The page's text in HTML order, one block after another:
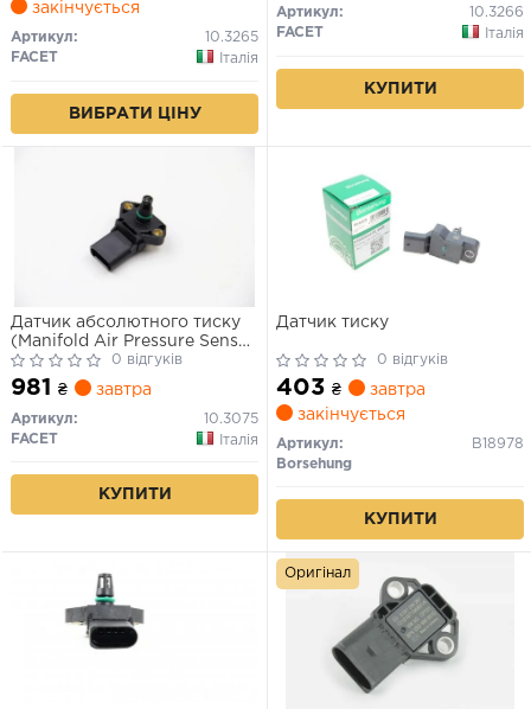
закінчується
Артикул:
10.3265
FACET
Італія
ВИБРАТИ ЦІНУ
Артикул:
10.3266
FACET
Італія
КУПИТИ
Датчик абсолютного тиску
(Manifold Air Pressure Sensor,
MAP sensor)0 відгуків
981 ₴ завтра
Артикул:
10.3075
FACET
Італія
КУПИТИ
Датчик тиску
0 відгуків
403 ₴
завтра
закінчується
Артикул:
B18978
Borsehung
КУПИТИ
Оригінал